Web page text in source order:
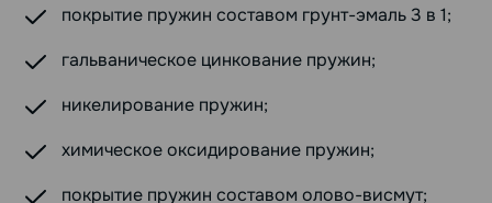
покрытие пружин составом грунт-эмаль 3 в 1;
гальваническое цинкование пружин;
никелирование пружин;
химическое оксидирование пружин;
покрытие пружин составом олово-висмут;